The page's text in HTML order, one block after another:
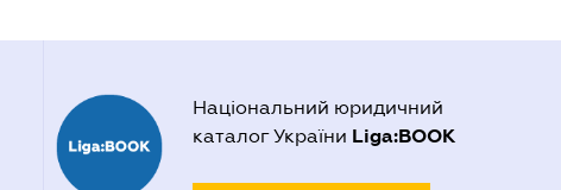
Національний юридичний
каталог України Liga:BOOK